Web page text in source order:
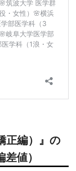
正編）』の
値）